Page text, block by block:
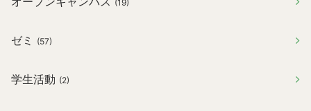
(19)
ゼミ (57)
学生活動 (2)